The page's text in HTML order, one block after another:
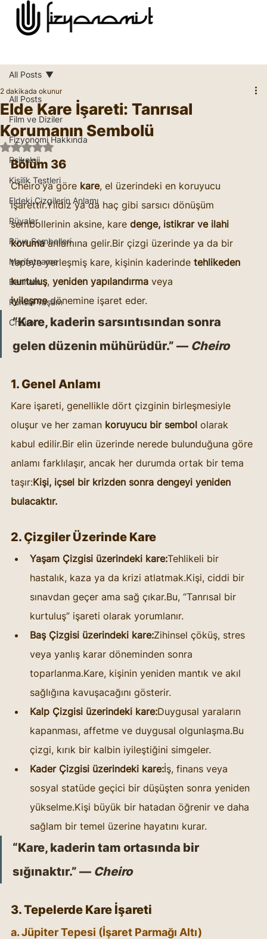
All Posts
Film ve Diziler
Fizyonomi Hakkında
Psikoloji
Kişilik Testleri
Eldeki Çizgilerin Anlamı
Rüyalar
Rüya Sembolleri
Marifetname
Benham
Ruhsal Yaşam
Cheiro
All Posts
Elde Kare İşareti: Tanrısal
Korumanın Sembolü
2 dakikada okunur
5 üzerinden NaN yıldız
Bölüm 36
Cheiro’ya göre kare, el üzerindeki en koruyucu
işarettir.Yıldız ya da haç gibi sarsıcı dönüşüm
sembollerinin aksine, kare denge, istikrar ve ilahi
koruma anlamına gelir.Bir çizgi üzerinde ya da bir
tepeye yerleşmiş kare, kişinin kaderinde tehlikeden
kurtuluş, yeniden yapılandırma veya
iyileşme dönemine işaret eder.
“Kare, kaderin sarsıntısından sonra
gelen düzenin mühürüdür.” — Cheiro
1. Genel Anlamı
Kare işareti, genellikle dört çizginin birleşmesiyle
oluşur ve her zaman koruyucu bir sembol olarak
kabul edilir.Bir elin üzerinde nerede bulunduğuna göre
anlamı farklılaşır, ancak her durumda ortak bir tema
taşır:Kişi, içsel bir krizden sonra dengeyi yeniden
bulacaktır.
2. Çizgiler Üzerinde Kare
Yaşam Çizgisi üzerindeki kare:Tehlikeli bir
hastalık, kaza ya da krizi atlatmak.Kişi, ciddi bir
sınavdan geçer ama sağ çıkar.Bu, “Tanrısal bir
kurtuluş” işareti olarak yorumlanır.
Baş Çizgisi üzerindeki kare:Zihinsel çöküş, stres
veya yanlış karar döneminden sonra
toparlanma.Kare, kişinin yeniden mantık ve akıl
sağlığına kavuşacağını gösterir.
Kalp Çizgisi üzerindeki kare:Duygusal yaraların
kapanması, affetme ve duygusal olgunlaşma.Bu
çizgi, kırık bir kalbin iyileştiğini simgeler.
Kader Çizgisi üzerindeki kare:İş, finans veya
sosyal statüde geçici bir düşüşten sonra yeniden
yükselme.Kişi büyük bir hatadan öğrenir ve daha
sağlam bir temel üzerine hayatını kurar.
“Kare, kaderin tam ortasında bir
sığınaktır.” — Cheiro
3. Tepelerde Kare İşareti
a. Jüpiter Tepesi (İşaret Parmağı Altı)